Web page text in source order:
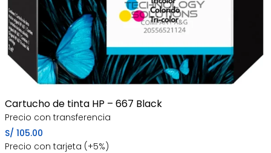
Cartucho de tinta HP – 667 Black
Precio con transferencia
S/ 105.00
Precio con tarjeta (+5%)